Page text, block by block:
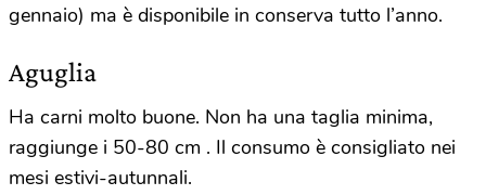
gennaio) ma è disponibile in conserva tutto l’anno.
Aguglia
Ha carni molto buone. Non ha una taglia minima,
raggiunge i 50-80 cm . Il consumo è consigliato nei
mesi estivi-autunnali.